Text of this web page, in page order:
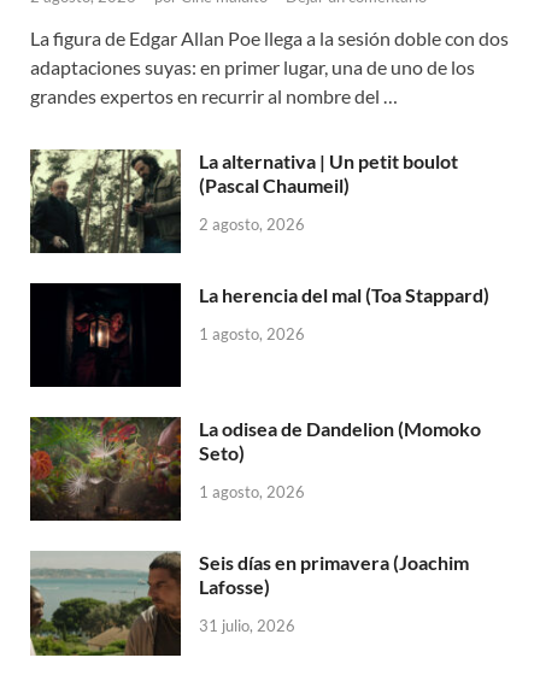
La figura de Edgar Allan Poe llega a la sesión doble con dos
adaptaciones suyas: en primer lugar, una de uno de los
grandes expertos en recurrir al nombre del …
La alternativa | Un petit boulot
(Pascal Chaumeil)
2 agosto, 2026
La herencia del mal (Toa Stappard)
1 agosto, 2026
La odisea de Dandelion (Momoko
Seto)
1 agosto, 2026
Seis días en primavera (Joachim
Lafosse)
31 julio, 2026